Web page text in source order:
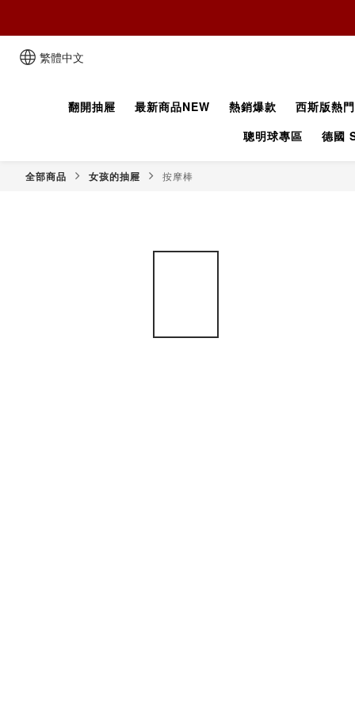
繁體中文
翻開抽屜 最新商品NEW 熱銷爆款
西斯版熱門
聰明球專區
德國
全部商品 女孩的抽屜 按摩棒